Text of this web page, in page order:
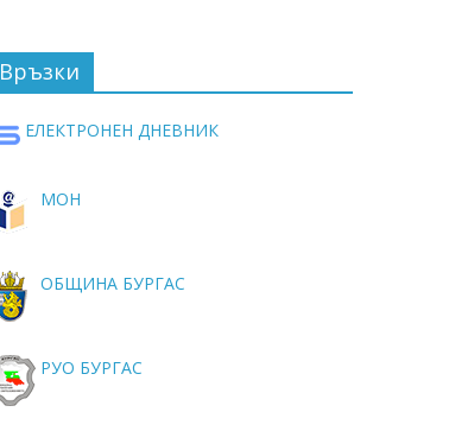
Връзки
ЕЛЕКТРОНЕН ДНЕВНИК
МОН
ОБЩИНА БУРГАС
РУО БУРГАС